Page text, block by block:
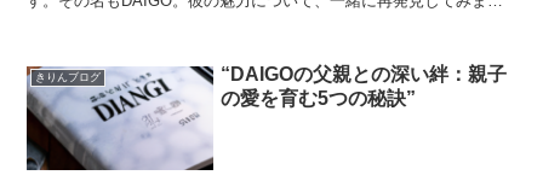
きりんブログ
“DAIGOの父親との深い絆：親子
の愛を育む5つの秘訣”